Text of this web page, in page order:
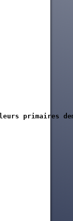
primaires